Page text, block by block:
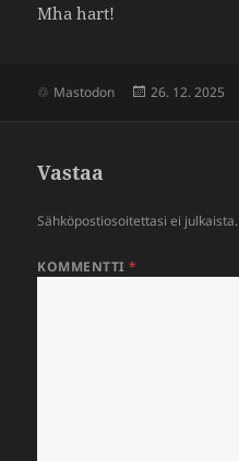
Mha hart!
Mastodon Julkaistu
26. 12. 2025
Vastaa
Sähköpostiosoitettasi ei julkaista.
KOMMENTTI*